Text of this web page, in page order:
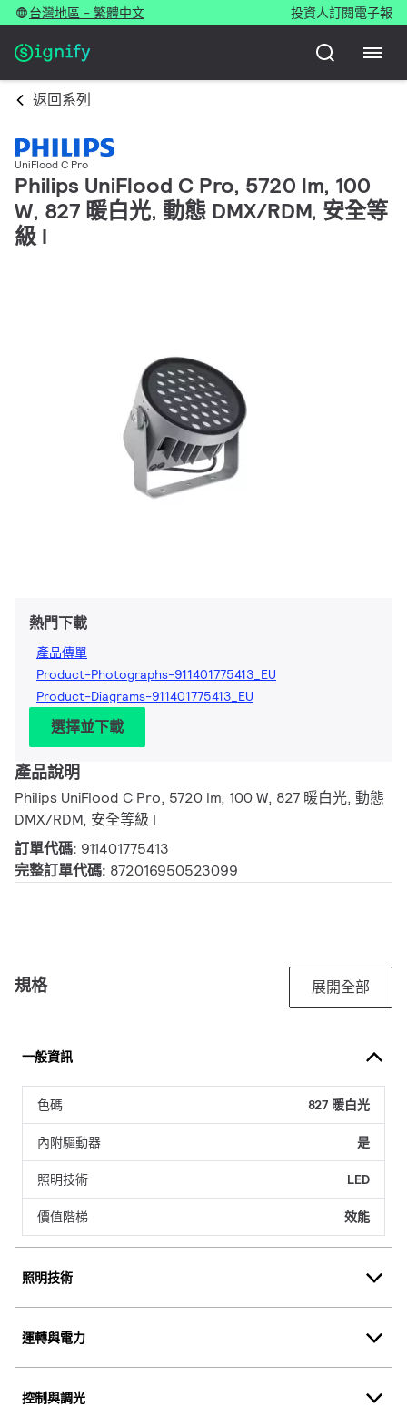
台灣地區 - 繁體中文 投資人訂閱電子報
返回系列
UniFlood C Pro
Philips UniFlood C Pro, 5720 lm, 100
W, 827 暖白光, 動態 DMX/RDM, 安全等
級 I
熱門下載
產品傳單
Product-Photographs-911401775413_EU
Product-Diagrams-911401775413_EU
選擇並下載
產品說明
Philips UniFlood C Pro, 5720 lm, 100 W, 827 暖白光, 動態
DMX/RDM, 安全等級 I
訂單代碼: 911401775413
完整訂單代碼: 872016950523099
規格 展開全部
一般資訊
色碼 827 暖白光
內附驅動器 是
照明技術 LED
價值階梯 效能
照明技術
運轉與電力
控制與調光